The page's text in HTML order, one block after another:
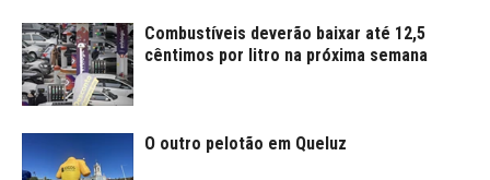
Combustíveis deverão baixar até 12,5
cêntimos por litro na próxima semana
O outro pelotão em Queluz